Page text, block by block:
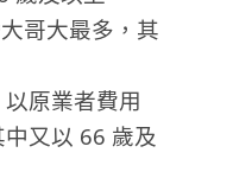
哥大最多，其
原業者費用
又以 66 歲及